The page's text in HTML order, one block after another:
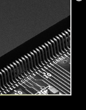
file besar lebih
adaptif